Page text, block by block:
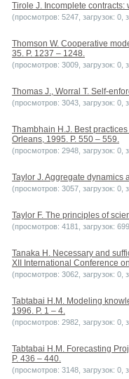
Tirole J. Incomplete
(просмотров: 5247, загрузок: 0,
Thomson W. Cooperative
35. P. 1237 – 1248.
(просмотров: 3009, загрузок: 0,
Thomas J., Worral T. Self-
(просмотров: 3043, загрузок: 0,
Thambhain H.J. Best
Orleans, 1995. P. 550 – 559.
(просмотров: 2948, загрузок: 0,
Taylor J. Aggregate dynamics
(просмотров: 3057, загрузок: 0,
Taylor F. The principles of
(просмотров: 4181, загрузок:
Tanaka H. Necessary and
XII International Conference
(просмотров: 3062, загрузок: 0,
Tabtabai H.M. Modeling
1996. P. 1 – 4.
(просмотров: 2982, загрузок: 0,
Tabtabai H.M. Forecasting
P. 436 – 440.
(просмотров: 3148, загрузок: 0,